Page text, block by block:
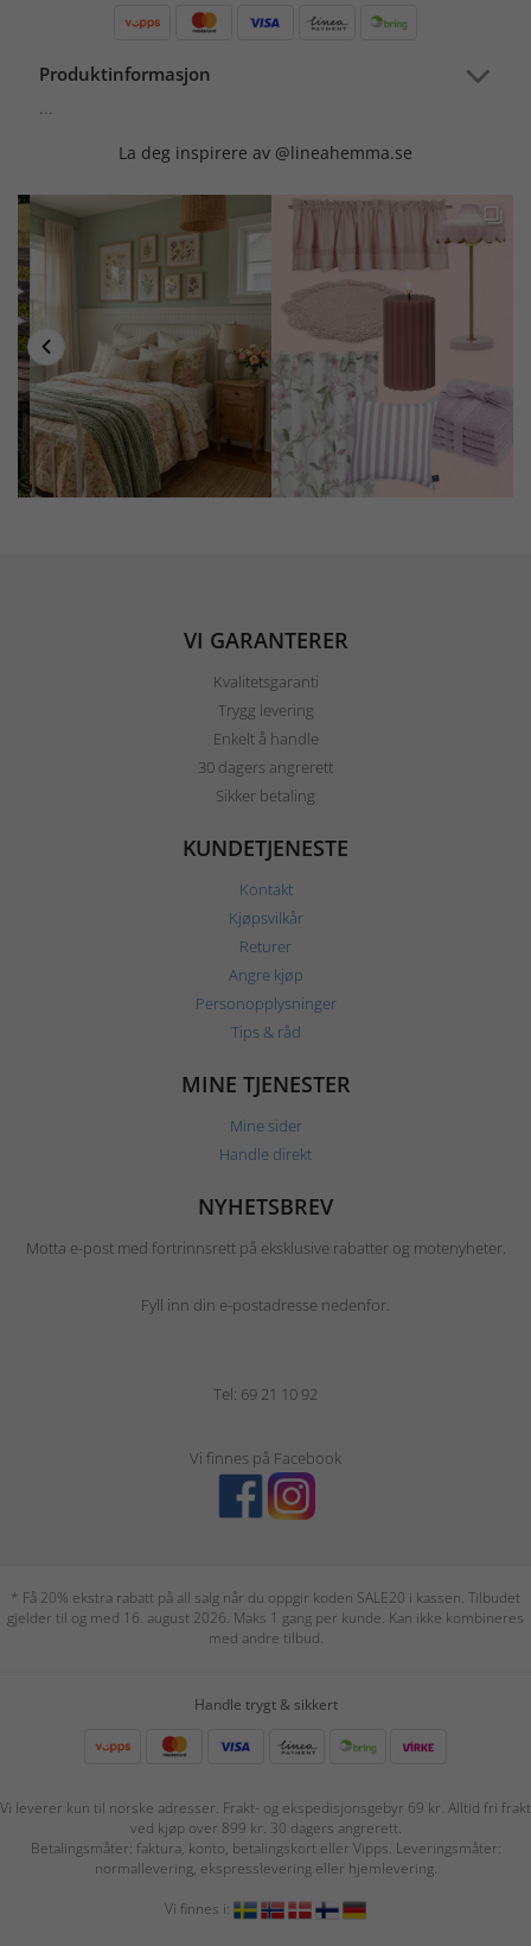
Produktinformasjon
...
La deg inspirere av @lineahemma.se
VI GARANTERER
Kvalitetsgaranti
Trygg levering
Enkelt å handle
30 dagers angrerett
Sikker betaling
KUNDETJENESTE
Kontakt
Kjøpsvilkår
Returer
Angre kjøp
Personopplysninger
Tips & råd
MINE TJENESTER
Mine sider
Handle direkt
NYHETSBREV
Motta e-post med fortrinnsrett på eksklusive rabatter og motenyheter.
Fyll inn din e-postadresse nedenfor.
Tel: 69 21 10 92
Vi finnes på Facebook
* Få 20% ekstra rabatt på all salg når du oppgir koden SALE20 i kassen. Tilbudet
gjelder til og med 16. august 2026. Maks 1 gang per kunde. Kan ikke kombineres
med andre tilbud.
Handle trygt & sikkert
Vi leverer kun til norske adresser. Frakt- og ekspedisjonsgebyr 69 kr. Alltid fri frakt
ved kjøp over 899 kr. 30 dagers angrerett.
Betalingsmåter: faktura, konto, betalingskort eller Vipps. Leveringsmåter:
normallevering, ekspresslevering eller hjemlevering.
Vi finnes i: